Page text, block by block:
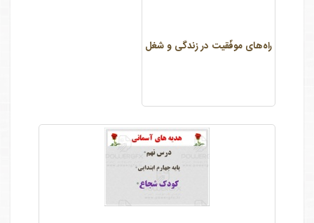
راه‌های موفّقیت در زندگی و شغل